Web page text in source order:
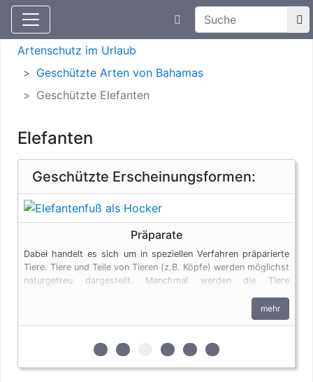
Aktuelle Meldungen
Suchtexteingabe
Artenschutz
Artenschutz im Urlaub
Geschützte Arten von Bahamas
Geschützte Elefanten
Elefanten
Geschützte Erscheinungsformen:
Präparate
Dabei handelt es sich um in speziellen Verfahren präparierte
Tiere. Tiere und Teile von Tieren (z.B. Köpfe) werden möglichst
naturgetreu dargestellt. Manchmal werden die Tiere
dargestellt. Auch Tierpräparate unterliegen den
artenschutzrechtlichen Bestimmungen. Bei privaten Einfuhren
bis zu vier Erzeugnisse von Krokodilen des Anhangs B pro
transportiert werden. Fleisch und Jagdtrophäen sind von
mehr
zur 1. geschützten Erscheinungsform
zur 2. geschützten
zur 3. geschützten
zur 4. geschützten
zur 5. geschützten
zur 6. geschützten